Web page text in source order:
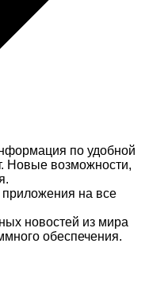
по удобной
Новые возможности,
на все
новостей из мира
обеспечения.